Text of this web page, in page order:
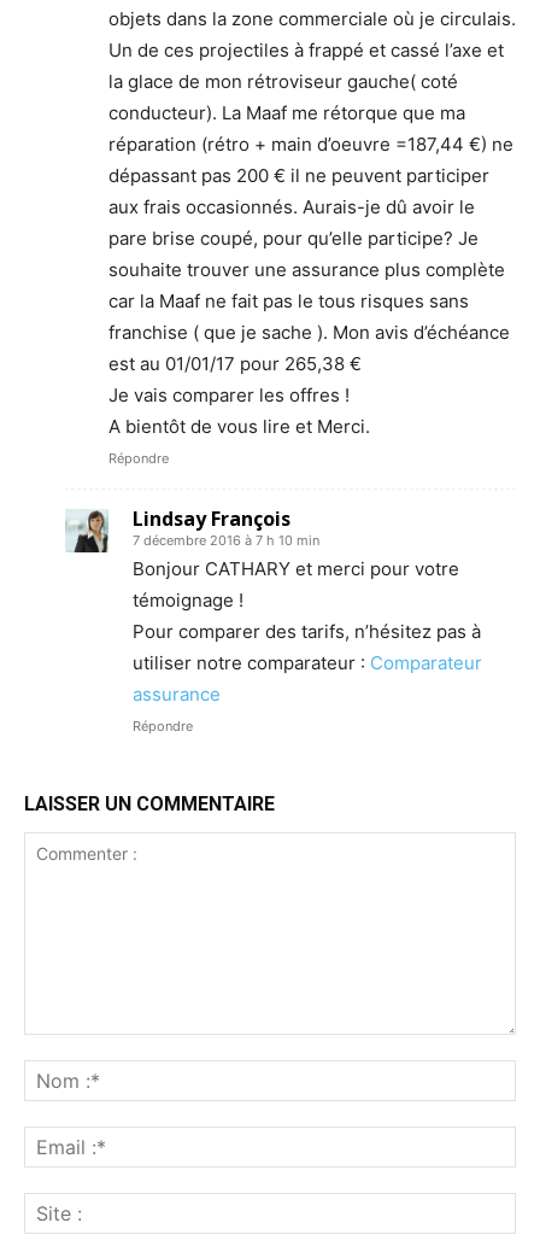
objets dans la zone commerciale où je circulais.
Un de ces projectiles à frappé et cassé l’axe et
la glace de mon rétroviseur gauche( coté
conducteur). La Maaf me rétorque que ma
réparation (rétro + main d’oeuvre =187,44 €) ne
dépassant pas 200 € il ne peuvent participer
aux frais occasionnés. Aurais-je dû avoir le
pare brise coupé, pour qu’elle participe? Je
souhaite trouver une assurance plus complète
car la Maaf ne fait pas le tous risques sans
franchise ( que je sache ). Mon avis d’échéance
est au 01/01/17 pour 265,38 €
Je vais comparer les offres !
A bientôt de vous lire et Merci.
Répondre
Lindsay François
7 décembre 2016 à 7 h 10 min
Bonjour CATHARY et merci pour votre
témoignage !
Pour comparer des tarifs, n’hésitez pas à
utiliser notre comparateur : Comparateur
assurance
Répondre
LAISSER UN COMMENTAIRE